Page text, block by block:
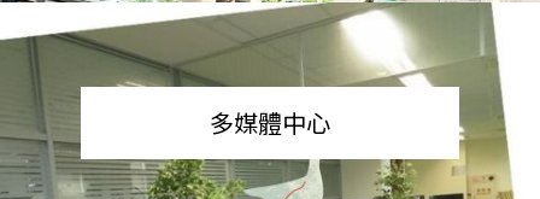
多媒體中心